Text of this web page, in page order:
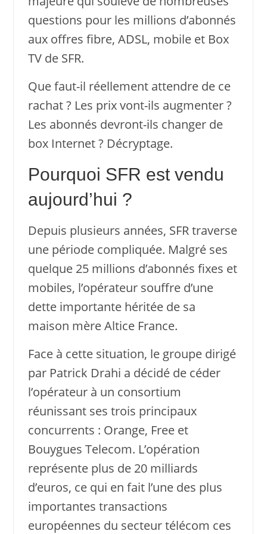
questions pour les millions d’abonnés
aux offres fibre, ADSL, mobile et Box
TV de SFR.
Que faut-il réellement attendre de ce
rachat ? Les prix vont-ils augmenter ?
Les abonnés devront-ils changer de
box Internet ? Décryptage.
Pourquoi SFR est vendu
aujourd’hui ?
Depuis plusieurs années, SFR traverse
une période compliquée. Malgré ses
quelque 25 millions d’abonnés fixes et
mobiles, l’opérateur souffre d’une
dette importante héritée de sa
maison mère Altice France.
Face à cette situation, le groupe dirigé
par Patrick Drahi a décidé de céder
l’opérateur à un consortium
réunissant ses trois principaux
concurrents : Orange, Free et
Bouygues Telecom. L’opération
représente plus de 20 milliards
d’euros, ce qui en fait l’une des plus
importantes transactions
européennes du secteur télécom ces